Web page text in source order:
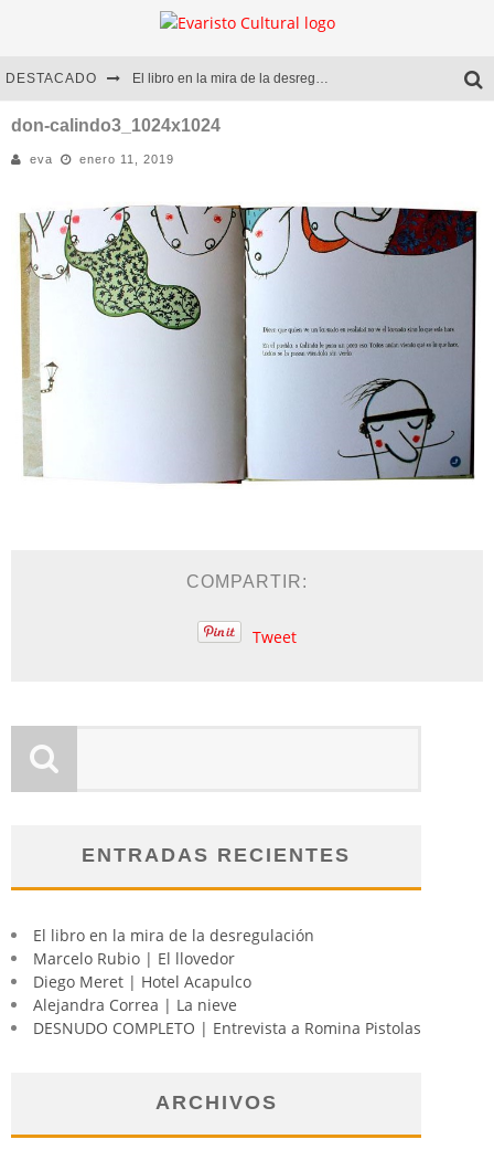
DESTACADO El libro en la mira de la desregulación
Marcelo Rubio | El llovedor
Diego Meret | Hotel Acapulco
Alejandra Correa | La nieve
don-calindo3_1024x1024
eva enero 11, 2019
COMPARTIR:
Tweet
ENTRADAS RECIENTES
El libro en la mira de la desregulación
Marcelo Rubio | El llovedor
Diego Meret | Hotel Acapulco
Alejandra Correa | La nieve
DESNUDO COMPLETO | Entrevista a Romina Pistolas
ARCHIVOS